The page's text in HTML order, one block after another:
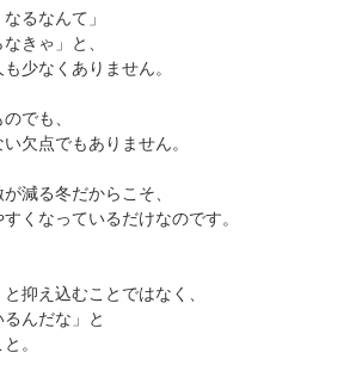
るなんて」
きゃ」と、
少なくありません。
でも、
欠点でもありません。
減る冬だからこそ、
くなっているだけなのです。
抑え込むことではなく、
るんだな」と
。